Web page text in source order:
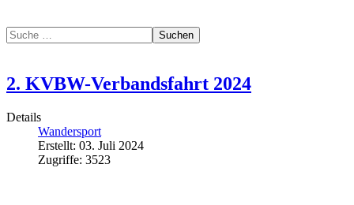
Suchen
2. KVBW-Verbandsfahrt 2024
Details
Wandersport
Erstellt: 03. Juli 2024
Zugriffe: 3523